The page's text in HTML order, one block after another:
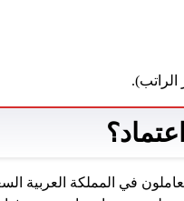
في المملكة العربية